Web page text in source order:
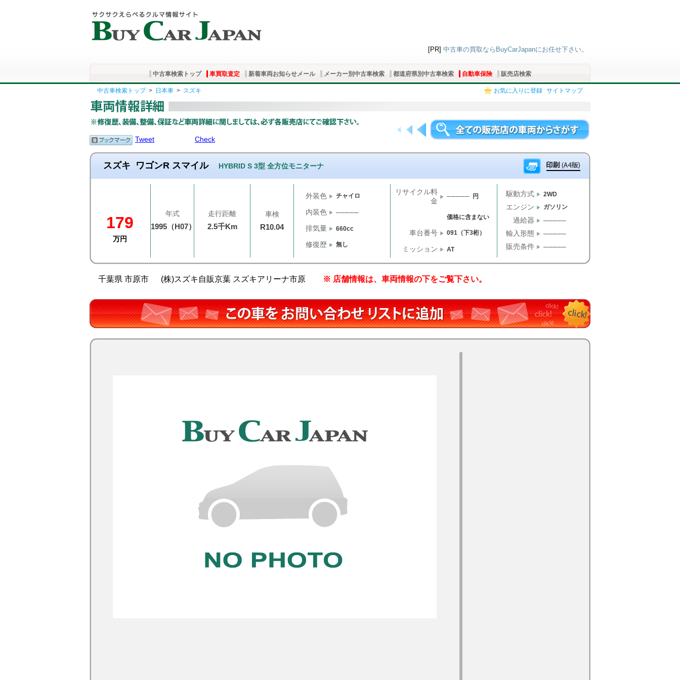
[PR] 中古車の買取ならBuyCarJapanにお任せ下さい。
中古車検索トップ 車買取査定 新着車両お知らせメール メーカー別中古車検索 都道府県別中古車検索 自動車保険 販売店検索
お気に入りに登録 サイトマップ
中古車検索トップ> 日本車 > スズキ
Tweet Check
スズキ ワゴンR スマイル HYBRID S 3型 全方位モニターナ
179
万円
年式
1995（H07）
走行距離
2.5千Km
車検
R10.04
外装色 チャイロ
内装色 ─────
排気量 660cc
修復歴 無し
リサイクル料
金
───── 円
価格に含まない
車台番号 091（下3桁）
ミッション AT
駆動方式 2WD
エンジン ガソリン
過給器 ─────
輸入形態 ─────
販売条件 ─────
千葉県 市原市 (株)スズキ自販京葉 スズキアリーナ市原 ※ 店舗情報は、車両情報の下をご覧下さい。